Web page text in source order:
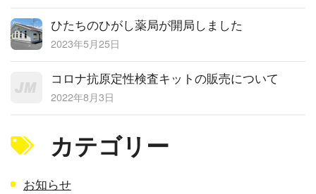
ひたちのひがし薬局が開局しました
2023年5月25日
コロナ抗原定性検査キットの販売について
2022年8月3日
カテゴリー
お知らせ